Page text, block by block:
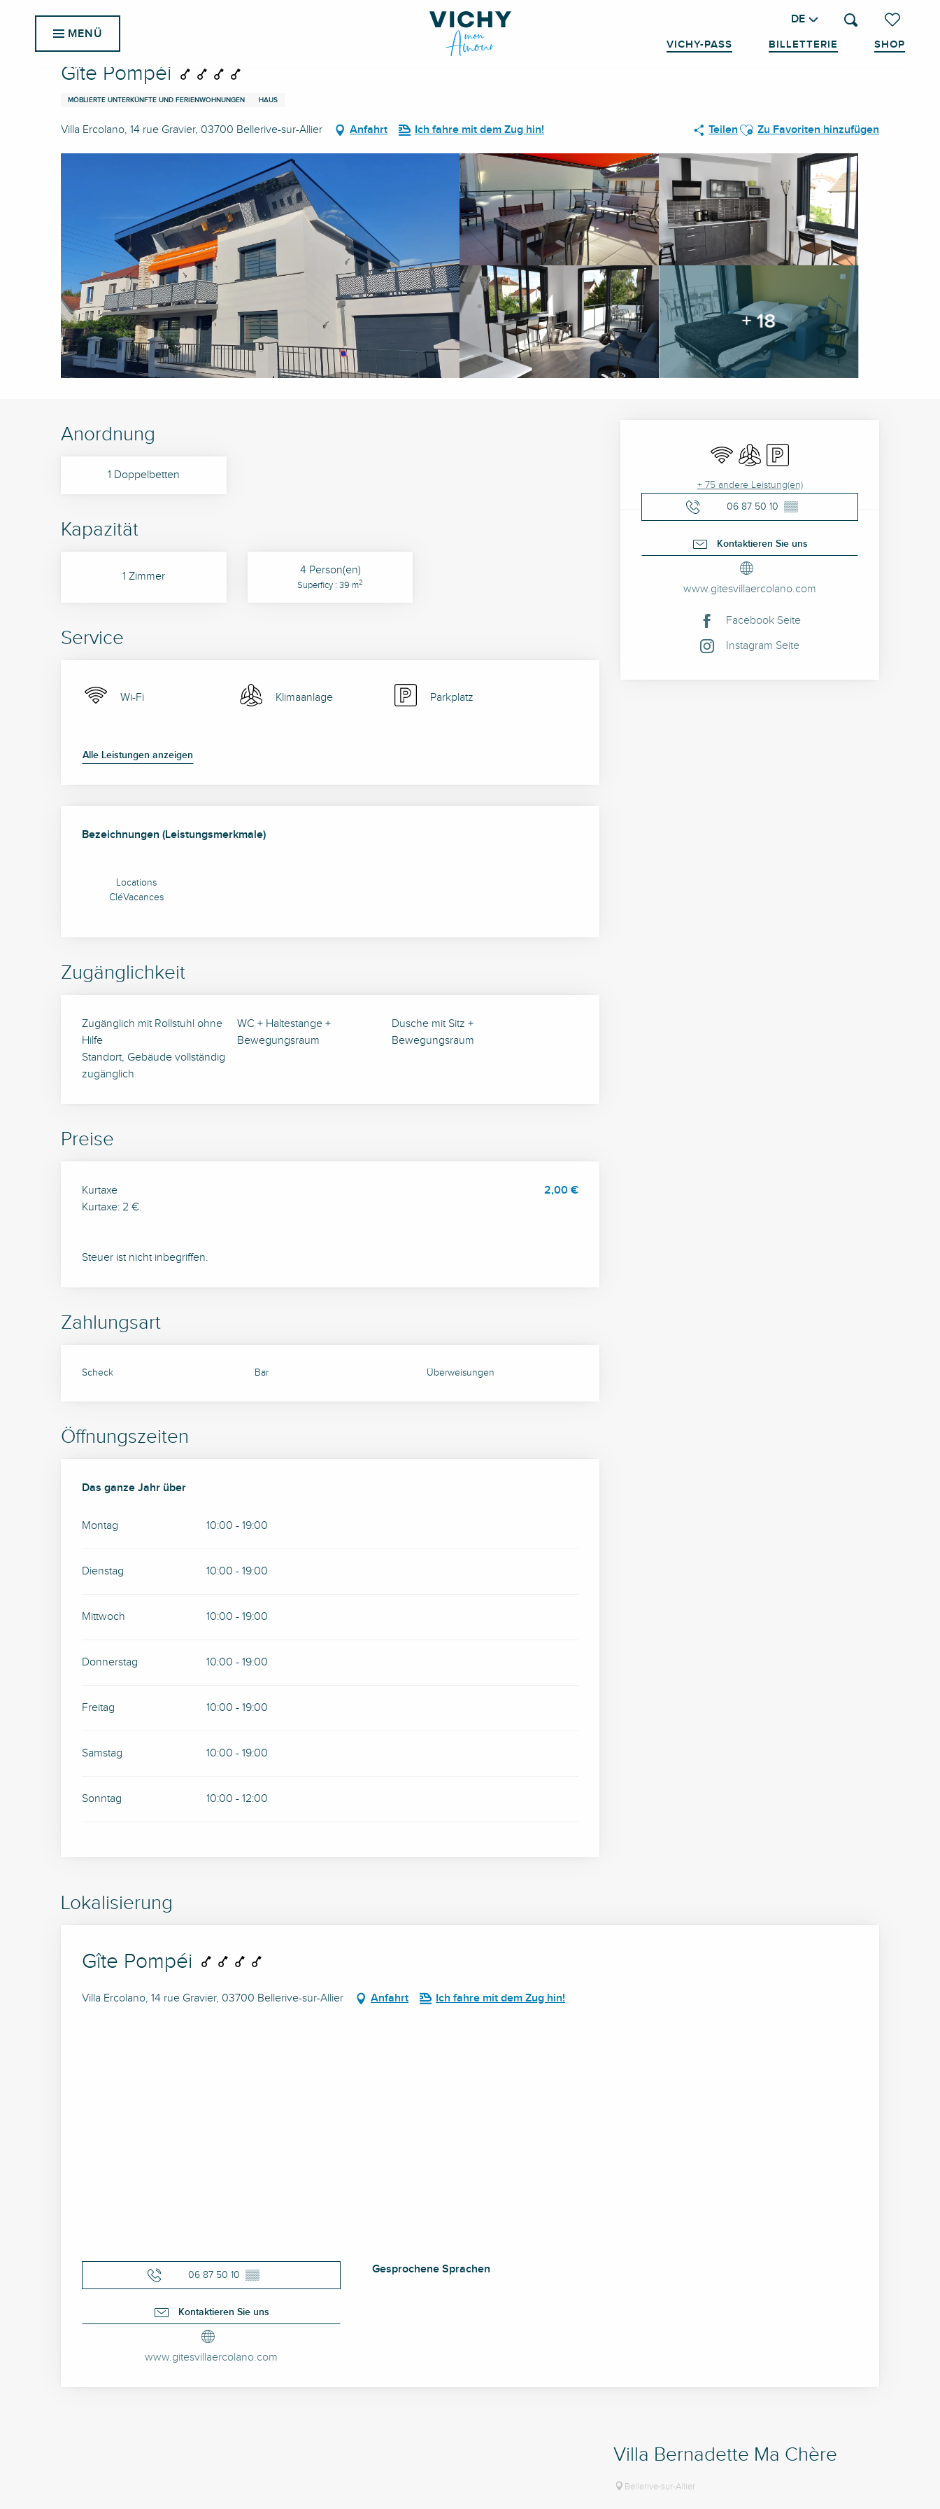
Voir les
Suche
DE
VICHY-PASS BILLETTERIE SHOP
MENÜ
Startseite Gîte Pompéi
Gîte Pompéi
MÖBLIERTE UNTERKÜNFTE UND FERIENWOHNUNGEN HAUS
Villa Ercolano, 14 rue Gravier, 03700 Bellerive-sur-Allier Anfahrt Ich fahre mit dem Zug hin! Teilen Ajouter aux favoris
Zu Favoriten hinzufügen
+ 18
Öffnungszeiten &
Wi-Fi Klimaanlage
Parkplatz
+ 75 andere Leistung(en)
06 87 50 10 ▒▒
Kontaktieren Sie uns
www.gitesvillaercolano.com
Facebook Seite
Instagram Seite
Anordnung
1 Doppelbetten
Kapazität
1 Zimmer 4 Person(en)
Superficy : 39 m2
Service
Wi-Fi Klimaanlage Parkplatz
Alle Leistungen anzeigen
Leistungensmöglichkeiten
Bezeichnungen (Leistungsmerkmale)
Bezeichnungen (Leistungsmerkmale)
Locations
CléVacances
Zugänglichkeit
Zugänglich mit Rollstuhl ohne
Hilfe
WC + Haltestange +
Bewegungsraum
Dusche mit Sitz +
Bewegungsraum
Standort, Gebäude vollständig
zugänglich
Preise
Preise 2026
Kurtaxe
2,00 €
Kurtaxe: 2 €.
Steuer ist nicht inbegriffen.
Zahlungsart
Scheck Bar Überweisungen
Öffnungszeiten
Das ganze Jahr über
Das ganze Jahr über
Montag 10:00 - 19:00
Dienstag 10:00 - 19:00
Mittwoch 10:00 - 19:00
Donnerstag 10:00 - 19:00
Freitag 10:00 - 19:00
Samstag 10:00 - 19:00
Sonntag 10:00 - 12:00
Lokalisierung
Gîte Pompéi
Villa Ercolano, 14 rue Gravier, 03700 Bellerive-sur-Allier Anfahrt Ich fahre mit dem Zug hin!
06 87 50 10 ▒▒
Kontaktieren Sie uns
www.gitesvillaercolano.com
Gesprochene Sprachen
Gesprochene Sprachen
Villa Bernadette Ma Chère
Bellerive-sur-Allier